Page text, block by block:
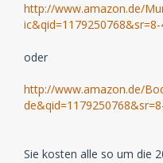
http://www.amazon.de/
ic&qid=1179250768&sr=8-
oder
http://www.amazon.de/
Sie kosten alle so um die